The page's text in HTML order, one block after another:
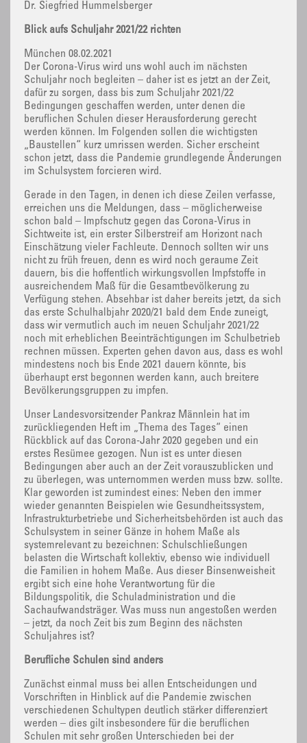
Dr. Siegfried Hummelsberger
Blick aufs Schuljahr 2021/22 richten
München 08.02.2021
Der Corona-Virus wird uns wohl auch im nächsten
Schuljahr noch begleiten – daher ist es jetzt an der Zeit,
dafür zu sorgen, dass bis zum Schuljahr 2021/22
Bedingungen geschaffen werden, unter denen die
beruflichen Schulen dieser Herausforderung gerecht
werden können. Im Folgenden sollen die wichtigsten
„Baustellen“ kurz umrissen werden. Sicher erscheint
schon jetzt, dass die Pandemie grundlegende Änderungen
im Schulsystem forcieren wird.
Gerade in den Tagen, in denen ich diese Zeilen verfasse,
erreichen uns die Meldungen, dass – möglicherweise
schon bald – Impfschutz gegen das Corona-Virus in
Sichtweite ist, ein erster Silberstreif am Horizont nach
Einschätzung vieler Fachleute. Dennoch sollten wir uns
nicht zu früh freuen, denn es wird noch geraume Zeit
dauern, bis die hoffentlich wirkungsvollen Impfstoffe in
ausreichendem Maß für die Gesamtbevölkerung zu
Verfügung stehen. Absehbar ist daher bereits jetzt, da sich
das erste Schulhalbjahr 2020/21 bald dem Ende zuneigt,
dass wir vermutlich auch im neuen Schuljahr 2021/22
noch mit erheblichen Beeinträchtigungen im Schulbetrieb
rechnen müssen. Experten gehen davon aus, dass es wohl
mindestens noch bis Ende 2021 dauern könnte, bis
überhaupt erst begonnen werden kann, auch breitere
Bevölkerungsgruppen zu impfen.
Unser Landesvorsitzender Pankraz Männlein hat im
zurückliegenden Heft im „Thema des Tages“ einen
Rückblick auf das Corona-Jahr 2020 gegeben und ein
erstes Resümee gezogen. Nun ist es unter diesen
Bedingungen aber auch an der Zeit vorauszublicken und
zu überlegen, was unternommen werden muss bzw. sollte.
Klar geworden ist zumindest eines: Neben den immer
wieder genannten Beispielen wie Gesundheitssystem,
Infrastrukturbetriebe und Sicherheitsbehörden ist auch das
Schulsystem in seiner Gänze in hohem Maße als
systemrelevant zu bezeichnen: Schulschließungen
belasten die Wirtschaft kollektiv, ebenso wie individuell
die Familien in hohem Maße. Aus dieser Binsenweisheit
ergibt sich eine hohe Verantwortung für die
Bildungspolitik, die Schuladministration und die
Sachaufwandsträger. Was muss nun angestoßen werden
– jetzt, da noch Zeit bis zum Beginn des nächsten
Schuljahres ist?
Berufliche Schulen sind anders
Zunächst einmal muss bei allen Entscheidungen und
Vorschriften in Hinblick auf die Pandemie zwischen
verschiedenen Schultypen deutlich stärker differenziert
werden – dies gilt insbesondere für die beruflichen
Schulen mit sehr großen Unterschieden bei der